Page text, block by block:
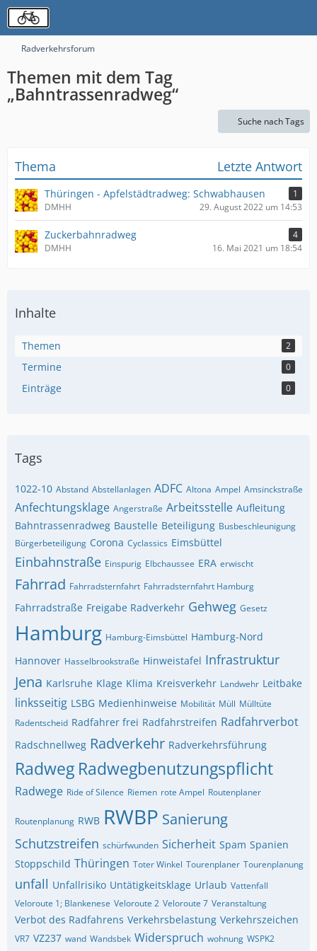
Radverkehrsforum
Themen mit dem Tag
„Bahntrassenradweg“
Suche nach Tags
Thema Letzte Antwort
Thüringen - Apfelstädtradweg: Schwabhausen
1
DMHH
29. August 2022 um 14:53
Zuckerbahnradweg
4
DMHH
16. Mai 2021 um 18:54
Inhalte
Themen 2
Termine 0
Einträge 0
Tags
1022-10 Abstand Abstellanlagen ADFC Altona Ampel Amsinckstraße
Anfechtungsklage Angerstraße Arbeitsstelle Aufleitung
Bahntrassenradweg Baustelle Beteiligung Busbeschleunigung
Bürgerbeteiligung Corona Cyclassics Eimsbüttel
Einbahnstraße Einspurig Elbchaussee ERA erwischt
Fahrrad Fahrradsternfahrt Fahrradsternfahrt Hamburg
Fahrradstraße Freigabe Radverkehr Gehweg Gesetz
Hamburg Hamburg-Eimsbüttel Hamburg-Nord
Hannover Hasselbrookstraße Hinweistafel Infrastruktur
Jena Karlsruhe Klage Klima Kreisverkehr Landwehr Leitbake
linksseitig LSBG Medienhinweise Mobilität Müll Mülltüte
Radentscheid Radfahrer frei Radfahrstreifen Radfahrverbot
Radschnellweg Radverkehr Radverkehrsführung
Radweg Radwegbenutzungspflicht
Radwege Ride of Silence Riemen rote Ampel Routenplaner
Routenplanung RWB RWBP Sanierung
Schutzstreifen schürfwunden Sicherheit Spam Spanien
Stoppschild Thüringen Toter Winkel Tourenplaner Tourenplanung
unfall Unfallrisiko Untätigkeitsklage Urlaub Vattenfall
Veloroute 1; Blankenese Veloroute 2 Veloroute 7 Veranstaltung
Verbot des Radfahrens Verkehrsbelastung Verkehrszeichen
VR7 VZ237 wand Wandsbek Widerspruch wohnung WSPK2